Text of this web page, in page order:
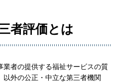
者評価とは
者の提供する福祉サービスの質
外の公正・中立な第三者機関